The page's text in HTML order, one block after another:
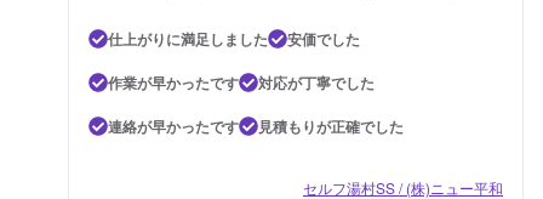
仕上がりに満足しました
安価でした
作業が早かったです
対応が丁寧でした
連絡が早かったです
見積もりが正確でした
セルフ湯村SS / (株)ニュー平和